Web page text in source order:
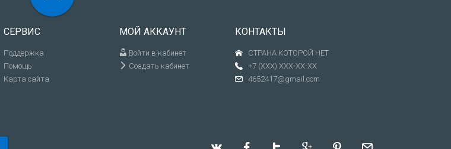
СЕРВИС
Поддержка
Помощь
Карта сайта
МОЙ АККАУНТ
Войти в кабинет
Создать кабинет
КОНТАКТЫ
СТРАНА КОТОРОЙ НЕТ
+7 (XXX) XXX-XX-XX
4652417@gmail.com